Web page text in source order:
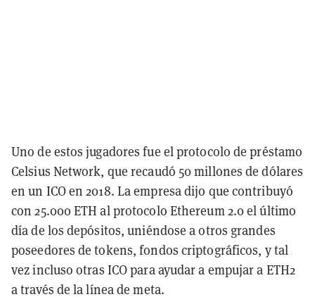
Uno de estos jugadores fue el protocolo de préstamo
Celsius Network, que recaudó 50 millones de dólares
en un ICO en 2018. La empresa dijo que contribuyó
con 25.000 ETH al protocolo Ethereum 2.0 el último
día de los depósitos, uniéndose a otros grandes
poseedores de tokens, fondos criptográficos, y tal
vez incluso otras ICO para ayudar a empujar a ETH2
a través de la línea de meta.